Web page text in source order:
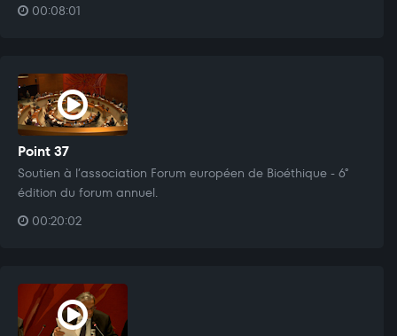
00:08:01
Point 37
Soutien à l’association Forum européen de Bioéthique - 6°
édition du forum annuel.
00:20:02